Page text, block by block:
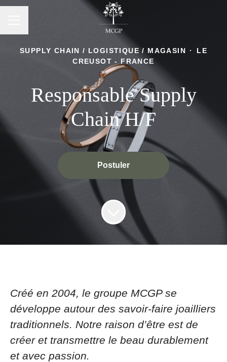
SUPPLY CHAIN / LOGISTIQUE / MAGASIN ·
LE
CREUSOT - FRANCE
Responsable Supply
Chain H/F
Postuler
Créé en 2004, le groupe MCGP se
développe autour des savoir-faire joailliers
traditionnels. Notre raison d’être est de
créer et transmettre le beau durablement
et avec passion.